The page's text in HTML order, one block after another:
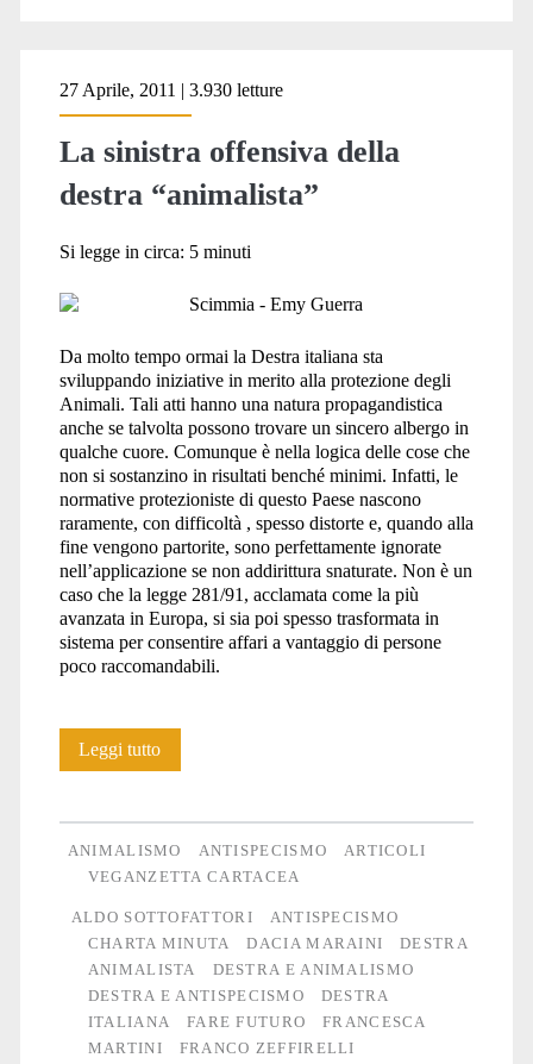
27 Aprile, 2011 | 3.930 letture
La sinistra offensiva della
destra “animalista”
Si legge in circa: 5 minuti
Da molto tempo ormai la Destra italiana sta
sviluppando iniziative in merito alla protezione degli
Animali. Tali atti hanno una natura propagandistica
anche se talvolta possono trovare un sincero albergo in
qualche cuore. Comunque è nella logica delle cose che
non si sostanzino in risultati benché minimi. Infatti, le
normative protezioniste di questo Paese nascono
raramente, con difficoltà , spesso distorte e, quando alla
fine vengono partorite, sono perfettamente ignorate
nell’applicazione se non addirittura snaturate. Non è un
caso che la legge 281/91, acclamata come la più
avanzata in Europa, si sia poi spesso trasformata in
sistema per consentire affari a vantaggio di persone
poco raccomandabili.
Leggi tuttoLa
della
destra
“animalista”
ANIMALISMO ANTISPECISMO
ARTICOLI
VEGANZETTA CARTACEA
ALDO SOTTOFATTORI
ANTISPECISMO
CHARTA MINUTA
DACIA MARAINI
DESTRA
ANIMALISTA
DESTRA E ANIMALISMO
DESTRA E ANTISPECISMO
DESTRA
ITALIANA
FARE FUTURO
FRANCESCA
MARTINI
FRANCO ZEFFIRELLI